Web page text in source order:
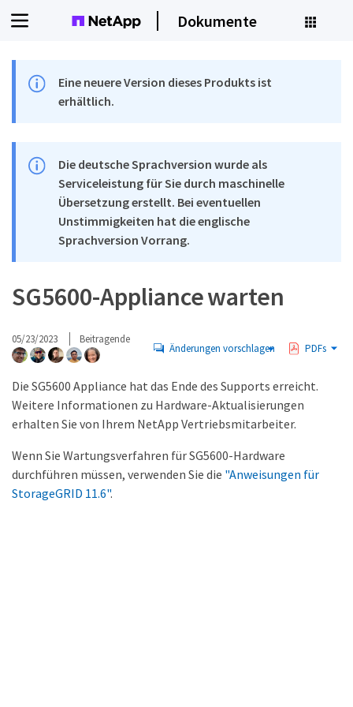
Dokumente
Eine neuere Version dieses Produkts ist
erhältlich.
Die deutsche Sprachversion wurde als
Serviceleistung für Sie durch maschinelle
Übersetzung erstellt. Bei eventuellen
Unstimmigkeiten hat die englische
Sprachversion Vorrang.
SG5600-Appliance warten
05/23/2023 Beitragende
Änderungen vorschlagen PDFs
Die SG5600 Appliance hat das Ende des Supports erreicht.
Weitere Informationen zu Hardware-Aktualisierungen
erhalten Sie von Ihrem NetApp Vertriebsmitarbeiter.
Wenn Sie Wartungsverfahren für SG5600-Hardware
durchführen müssen, verwenden Sie die "Anweisungen für
StorageGRID 11.6".